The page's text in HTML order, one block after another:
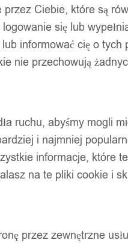
Ciebie, które są
się lub
informować cię o tych
nie przechowują
ruchu, abyśmy mogli
i najmniej
informacje, które
na te pliki cookie i
przez zewnętrzne